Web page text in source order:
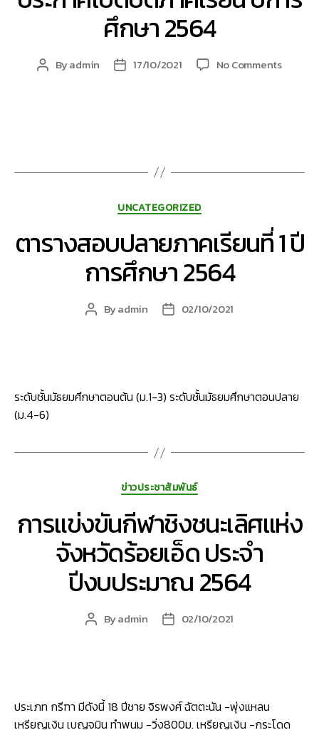
ศึกษา 2564
Post
Byadmin
Post17/10/2021 No Commentson
การ
Categories
UNCATEGORIZED
ตารางสอบปลายภาคเรียนที่ 1 ปี
การศึกษา 2564
PostByadmin
Post02/10/2021
ระดับชั้นมัธยมศึกษาตอนต้น (ม.1-3) ระดับชั้นมัธยมศึกษาตอนปลาย
(ม.4-6)
Categories
ข่าวประชาสัมพันธ์
การแข่งขันกีฬาชิงชนะเลิศแห่ง
จังหวัดร้อยเอ็ด ประจำ
ปีงบประมาณ 2564
PostByadmin
Post02/10/2021
ประเภท กรีฑา มีดังนี้ 18 ปีชาย จิรพงศ์ ฉัตตะนัน -พุ่งแหลน
เหรียญเงิน เบญจมิน ทำพนม -วิ่ง800ม. เหรียญเงิน -กระโดด